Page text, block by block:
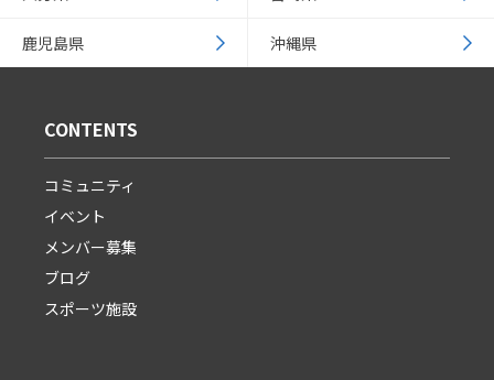
鹿児島県 沖縄県
CONTENTS
コミュニティ
イベント
メンバー募集
ブログ
スポーツ施設